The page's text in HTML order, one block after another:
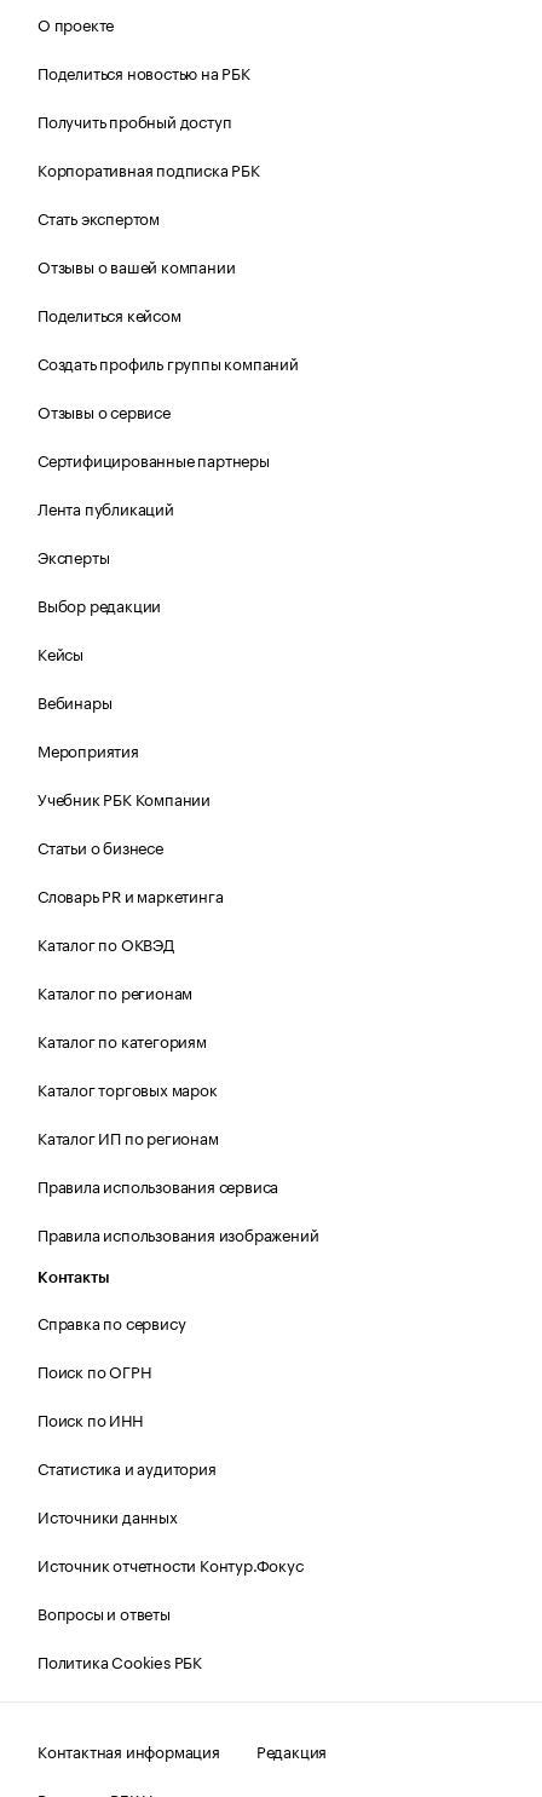
О проекте
Поделиться новостью на РБК
Получить пробный доступ
Корпоративная подписка РБК
Стать экспертом
Отзывы о вашей компании
Поделиться кейсом
Создать профиль группы компаний
Отзывы о сервисе
Сертифицированные партнеры
Лента публикаций
Эксперты
Выбор редакции
Кейсы
Вебинары
Мероприятия
Учебник РБК Компании
Статьи о бизнесе
Словарь PR и маркетинга
Каталог по ОКВЭД
Каталог по регионам
Каталог по категориям
Каталог торговых марок
Каталог ИП по регионам
Правила использования сервиса
Правила использования изображений
Контакты
Справка по сервису
Поиск по ОГРН
Поиск по ИНН
Статистика и аудитория
Источники данных
Источник отчетности Контур.Фокус
Вопросы и ответы
Политика Cookies РБК
Контактная информация
Редакция